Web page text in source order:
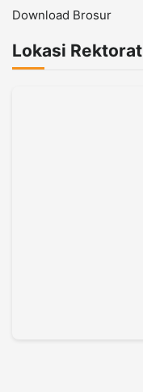
Download Brosur
Lokasi Rektorat